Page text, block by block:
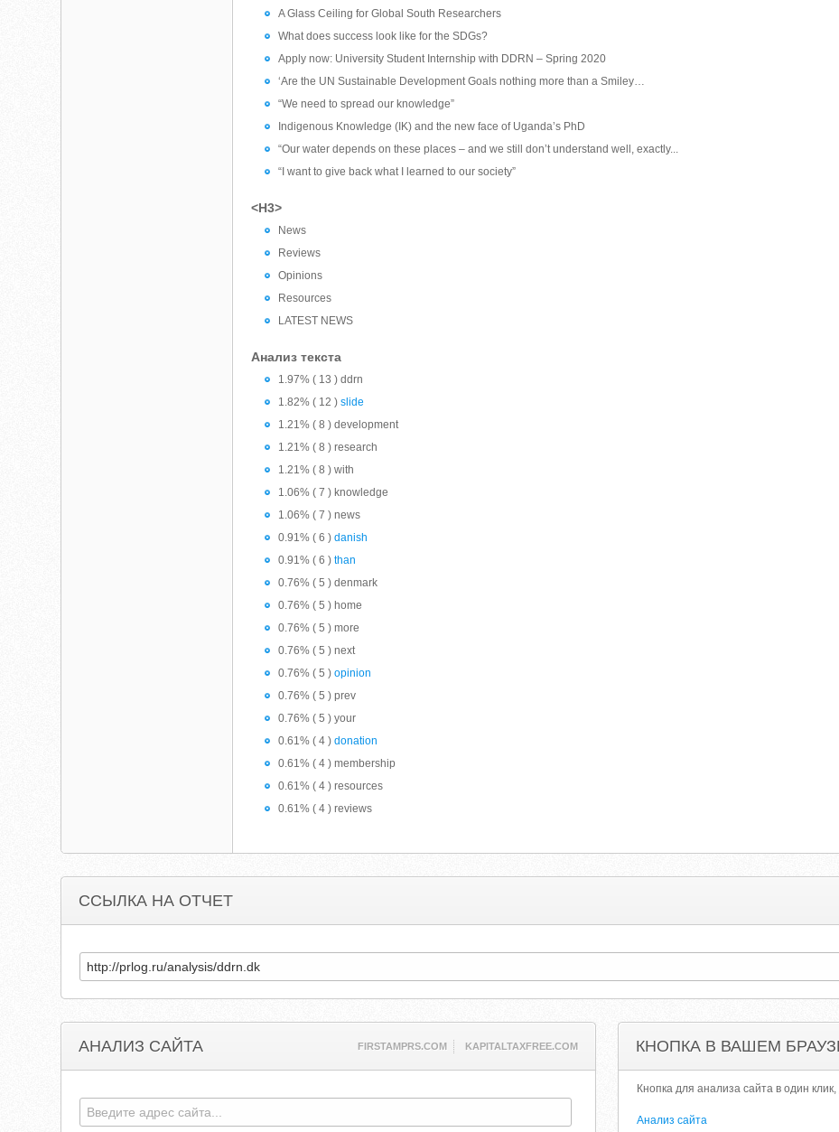
A Glass Ceiling for Global South Researchers
What does success look like for the SDGs?
Apply now: University Student Internship with DDRN – Spring 2020
‘Are the UN Sustainable Development Goals nothing more than a Smiley…
“We need to spread our knowledge”
Indigenous Knowledge (IK) and the new face of Uganda’s PhD
“Our water depends on these places – and we still don’t understand well, exactly...
“I want to give back what I learned to our society”
<H3>
News
Reviews
Opinions
Resources
LATEST NEWS
Анализ текста
1.97% ( 13 ) ddrn
1.82% ( 12 )slide
1.21% ( 8 ) development
1.21% ( 8 ) research
1.21% ( 8 ) with
1.06% ( 7 ) knowledge
1.06% ( 7 ) news
0.91% ( 6 )danish
0.91% ( 6 )than
0.76% ( 5 ) denmark
0.76% ( 5 ) home
0.76% ( 5 ) more
0.76% ( 5 ) next
0.76% ( 5 )opinion
0.76% ( 5 ) prev
0.76% ( 5 ) your
0.61% ( 4 )donation
0.61% ( 4 ) membership
0.61% ( 4 ) resources
0.61% ( 4 ) reviews
ССЫЛКА НА ОТЧЕТ
АНАЛИЗ САЙТА FIRSTAMPRS.COM KAPITALTAXFREE.COM КНОПКА В ВАШЕМ
Кнопка для анализа сайта в один
Анализ сайта